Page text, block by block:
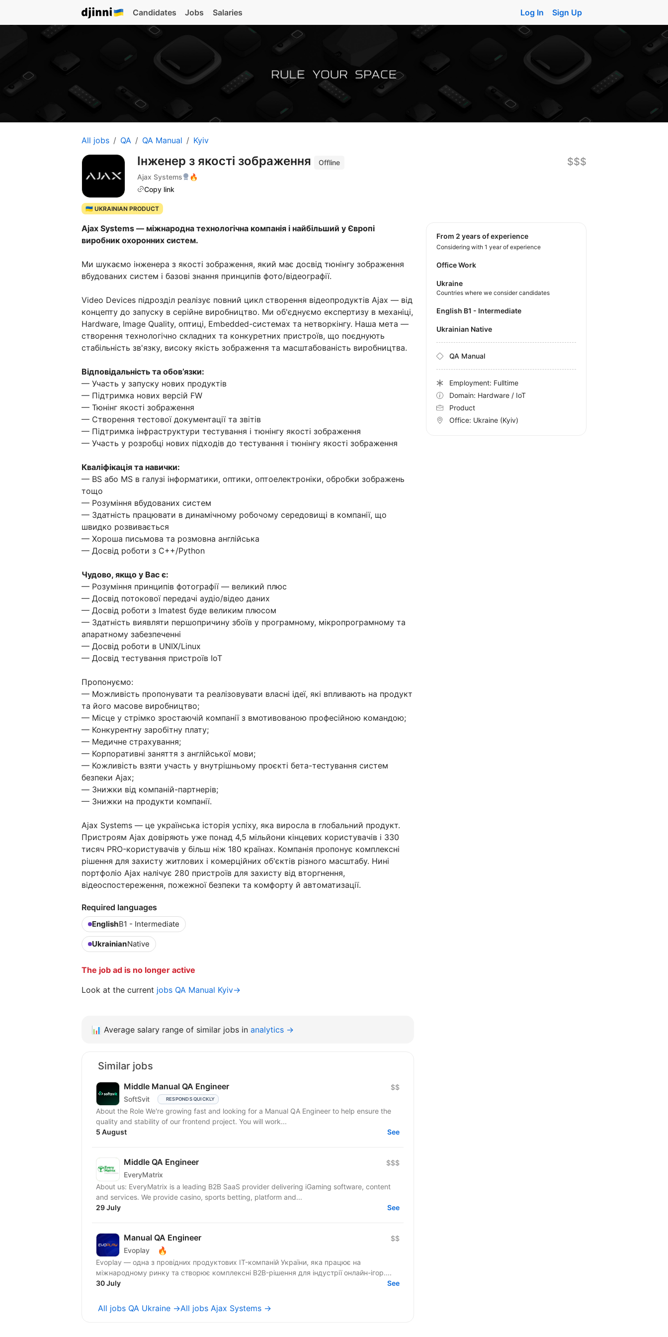
Candidates Jobs Salaries Log In Sign Up
All jobs QA QA Manual Kyiv
Інженер з якості зображення
Offline
Ajax Systems
🔥
Copy link
$$$
🇺🇦 UKRAINIAN PRODUCT
Ajax Systems — міжнародна технологічна компанія і найбільший у Європі
виробник охоронних систем.
Ми шукаємо інженера з якості зображення, який має досвід тюнінгу зображення
вбудованих систем і базові знання принципів фото/відеографії.
Video Devices підрозділ реалізує повний цикл створення відеопродуктів Ajax — від
концепту до запуску в серійне виробництво. Ми об'єднуємо експертизу в механіці,
Hardware, Image Quality, оптиці, Embedded-системах та нетворкінгу. Наша мета —
створення технологічно складних та конкуретних пристроїв, що поєднують
стабільність зв'язку, високу якість зображення та масштабованість виробництва.
Відповідальність та обов’язки:
— Участь у запуску нових продуктів
— Підтримка нових версій FW
— Тюнінг якості зображення
— Створення тестової документації та звітів
— Підтримка інфраструктури тестування і тюнінгу якості зображення
— Участь у розробці нових підходів до тестування і тюнінгу якості зображення
Кваліфікація та навички:
— BS або MS в галузі інформатики, оптики, оптоелектроніки, обробки зображень
тощо
— Розуміння вбудованих систем
— Здатність працювати в динамічному робочому середовищі в компанії, що
швидко розвивається
— Хороша письмова та розмовна англійська
— Досвід роботи з C++/Python
Чудово, якщо у Вас є:
— Розуміння принципів фотографії — великий плюс
— Досвід потокової передачі аудіо/відео даних
— Досвід роботи з Imatest буде великим плюсом
— Здатність виявляти першопричину збоїв у програмному, мікропрограмному та
апаратному забезпеченні
— Досвід роботи в UNIX/Linux
— Досвід тестування пристроїв IoT
Пропонуємо:
— Можливість пропонувати та реалізовувати власні ідеї, які впливають на продукт
та його масове виробництво;
— Місце у стрімко зростаючій компанії з вмотивованою професійною командою;
— Конкурентну заробітну плату;
— Медичне страхування;
— Корпоративні заняття з англійської мови;
— Кожливість взяти участь у внутрішньому проєкті бета-тестування систем
безпеки Ajax;
— Знижки від компаній-партнерів;
— Знижки на продукти компанії.
Ajax Systems — це українська історія успіху, яка виросла в глобальний продукт.
Пристроям Ajax довіряють уже понад 4,5 мільйони кінцевих користувачів і 330
тисяч PRO-користувачів у більш ніж 180 країнах. Компанія пропонує комплексні
рішення для захисту житлових і комерційних об'єктів різного масштабу. Нині
портфоліо Ajax налічує 280 пристроїв для захисту від вторгнення,
відеоспостереження, пожежної безпеки та комфорту й автоматизації.
Required languages
EnglishB1 - Intermediate
UkrainianNative
The job ad is no longer active
Look at the current jobs QA Manual Kyiv→
from 2 years of experience
Considering with 1 year of experience
Office Work
Ukraine
Countries where we consider candidates
English B1 - Intermediate
Ukrainian Native
QA Manual
Employment: Fulltime
Domain: Hardware / IoT
Product
Office: Ukraine (Kyiv)
📊 Average salary range of similar jobs in analytics →
Similar jobs
Middle Manual QA Engineer
SoftSvit RESPONDS QUICKLY
$$
About the Role We're growing fast and looking for a Manual QA Engineer to help ensure the
quality and stability of our frontend project. You will work...
5 August
See
Middle QA Engineer
EveryMatrix
$$$
About us: EveryMatrix is a leading B2B SaaS provider delivering iGaming software, content
and services. We provide casino, sports betting, platform and...
29 July
See
Manual QA Engineer
Evoplay 🔥
$$
Evoplay — одна з провідних продуктових IT-компаній України, яка працює на
міжнародному ринку та створює комплексні B2B-рішення для індустрії онлайн-ігор....
30 July
See
All jobs QA Ukraine →All jobs Ajax Systems →